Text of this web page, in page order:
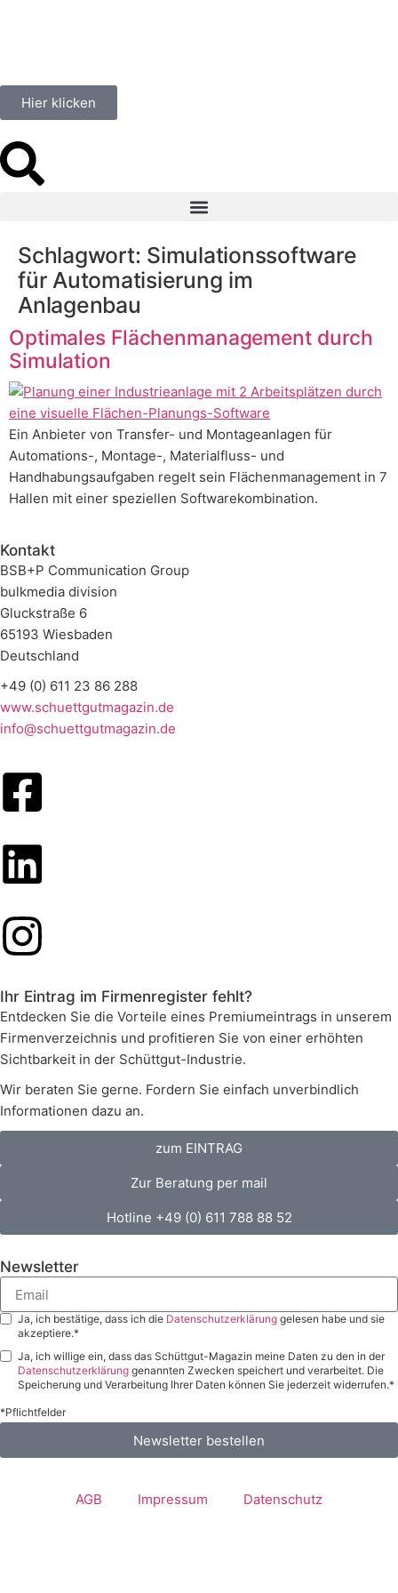
Hier klicken
Schlagwort: Simulationssoftware
für Automatisierung im
Anlagenbau
Optimales Flächenmanagement durch
Simulation
Ein Anbieter von Transfer- und Montageanlagen für
Automations-, Montage-, Materialfluss- und
Handhabungsaufgaben regelt sein Flächenmanagement in 7
Hallen mit einer speziellen Softwarekombination.
Kontakt
BSB+P Communication Group
bulkmedia division
Gluckstraße 6
65193 Wiesbaden
Deutschland
+49 (0) 611 23 86 288
www.schuettgutmagazin.de
info@schuettgutmagazin.de
Ihr Eintrag im Firmenregister fehlt?
Entdecken Sie die Vorteile eines Premiumeintrags in unserem
Firmenverzeichnis und profitieren Sie von einer erhöhten
Sichtbarkeit in der Schüttgut-Industrie.
Wir beraten Sie gerne. Fordern Sie einfach unverbindlich
Informationen dazu an.
zum EINTRAG
Zur Beratung per mail
Hotline +49 (0) 611 788 88 52
Newsletter
Ja, ich bestätige, dass ich die Datenschutzerklärung gelesen habe und sie
akzeptiere.*
Ja, ich willige ein, dass das Schüttgut-Magazin meine Daten zu den in der
Datenschutzerklärung genannten Zwecken speichert und verarbeitet. Die
Speicherung und Verarbeitung Ihrer Daten können Sie jederzeit widerrufen.*
*Pflichtfelder
Newsletter bestellen
AGB Impressum Datenschutz